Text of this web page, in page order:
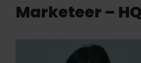
Marketeer – HQ